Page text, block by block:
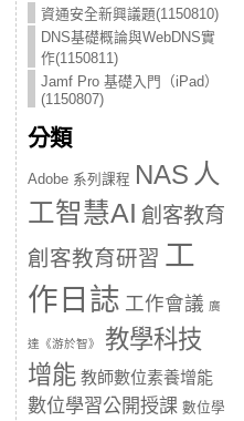
資通安全新興議題(1150810)
DNS基礎概論與WebDNS實
作(1150811)
Jamf Pro 基礎入門（iPad）
(1150807)
分類
Adobe 系列課程 NAS 人
工智慧AI 創客教育
創客教育研習 工
作日誌 工作會議 廣
達《游於智》
教學科技
增能 教師數位素養增能
數位學習公開授課 數位學